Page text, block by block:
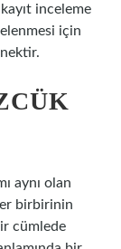
inceleme
için
aynı olan
birbirinin
cümlede